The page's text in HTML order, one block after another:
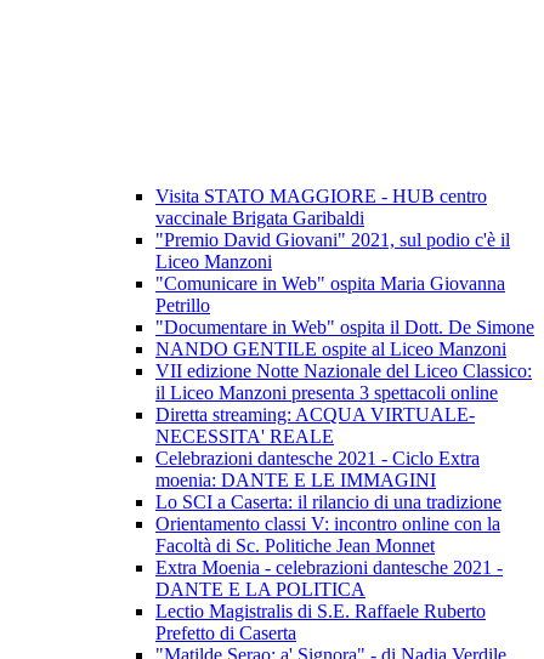
Visita STATO MAGGIORE - HUB centro
vaccinale Brigata Garibaldi
"Premio David Giovani" 2021, sul podio c'è il
Liceo Manzoni
"Comunicare in Web" ospita Maria Giovanna
Petrillo
"Documentare in Web" ospita il Dott. De Simone
NANDO GENTILE ospite al Liceo Manzoni
VII edizione Notte Nazionale del Liceo Classico:
il Liceo Manzoni presenta 3 spettacoli online
Diretta streaming: ACQUA VIRTUALE-
NECESSITA' REALE
Celebrazioni dantesche 2021 - Ciclo Extra
moenia: DANTE E LE IMMAGINI
Lo SCI a Caserta: il rilancio di una tradizione
Orientamento classi V: incontro online con la
Facoltà di Sc. Politiche Jean Monnet
Extra Moenia - celebrazioni dantesche 2021 -
DANTE E LA POLITICA
Lectio Magistralis di S.E. Raffaele Ruberto
Prefetto di Caserta